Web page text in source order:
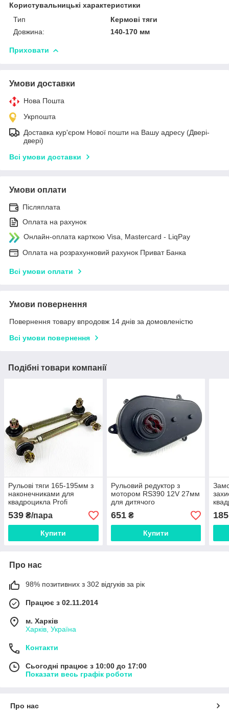
Користувальницькі характеристики
Тип
Кермові тяги
Довжина:
140-170 мм
Приховати
Умови доставки
Нова Пошта
Укрпошта
Доставка кур'єром Нової пошти на Вашу адресу (Двері-
двері)
Всі умови доставки
Умови оплати
Післяплата
Оплата на рахунок
Онлайн-оплата карткою Visa, Mastercard - LiqPay
Оплата на розрахунковий рахунок Приват Банка
Всі умови оплати
Умови повернення
Повернення товару впродовж 14 днів за домовленістю
Всі умови повернення
Подібні товари компанії
Рульові тяги 165-195мм з
наконечниками для
квадроцикла Profi
539 ₴/пара
Купити
Рульовий редуктор з
мотором RS390 12V 27мм
для дитячого
електромобіля Bambi
651₴
Купити
185
Про нас
98% позитивних з 302 відгуків за рік
Працює з 02.11.2014
м. Харків
Харків, Україна
Контакти
Сьогодні працює з 10:00 до 17:00
Показати весь графік роботи
Про нас